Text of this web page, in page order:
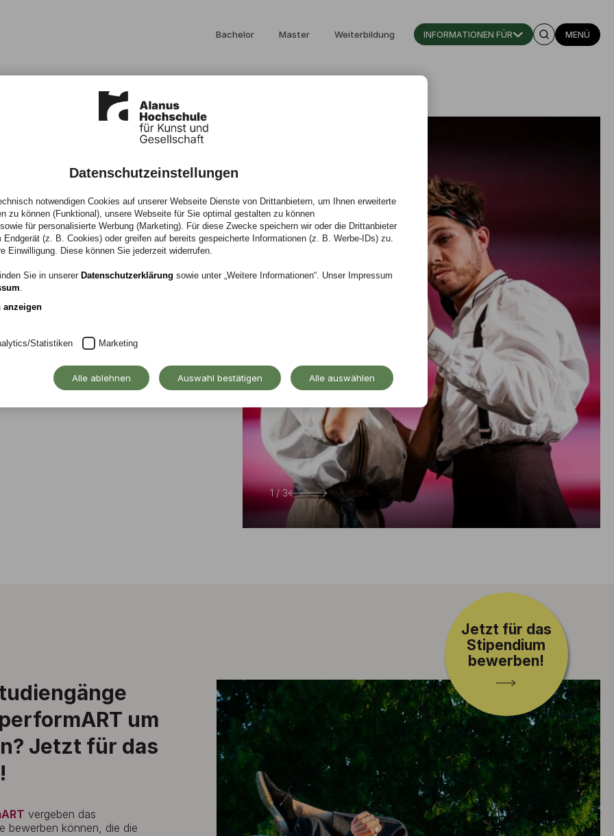
Bachelor Master Weiterbildung INFORMATIONEN FÜR MENÜ
Wirtschaft &
im Monat
bewerben!
2 / 3
Jetzt für das
Stipendium
bewerben!
um
Jetzt für das
vergeben das
bewerben können, die die
Datenschutzeinstellungen
notwendigen Cookies auf unserer Webseite Dienste von Drittanbietern, um Ihnen erweiterte
zu können (Funktional), unsere Webseite für Sie optimal gestalten zu können
für personalisierte Werbung (Marketing). Für diese Zwecke speichern wir oder die Drittanbieter
Endgerät (z. B. Cookies) oder greifen auf bereits gespeicherte Informationen (z. B. Werbe-IDs) zu.
Einwilligung. Diese können Sie jederzeit widerrufen.
Sie in unserer Datenschutzerklärung sowie unter „Weitere Informationen“. Unser Impressum
.
anzeigen
Statistiken Marketing
Alle ablehnen Auswahl bestätigen Alle auswählen